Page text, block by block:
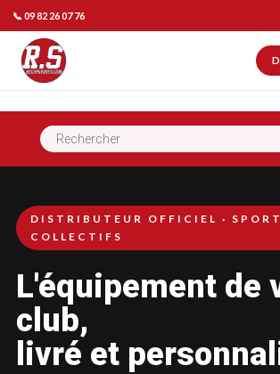
📞 09 82 26 07 76
Recherche
de
DISTRIBUTEUR OFFICIEL ·
COLLECTIFS
L'équipement de
club,
livré et